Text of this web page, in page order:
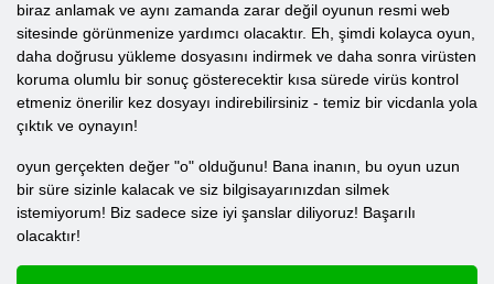
biraz anlamak ve aynı zamanda zarar değil oyunun resmi web
sitesinde görünmenize yardımcı olacaktır. Eh, şimdi kolayca oyun,
daha doğrusu yükleme dosyasını indirmek ve daha sonra virüsten
koruma olumlu bir sonuç gösterecektir kısa sürede virüs kontrol
etmeniz önerilir kez dosyayı indirebilirsiniz - temiz bir vicdanla yola
çıktık ve oynayın!
oyun gerçekten değer "o" olduğunu! Bana inanın, bu oyun uzun
bir süre sizinle kalacak ve siz bilgisayarınızdan silmek
istemiyorum! Biz sadece size iyi şanslar diliyoruz! Başarılı
olacaktır!